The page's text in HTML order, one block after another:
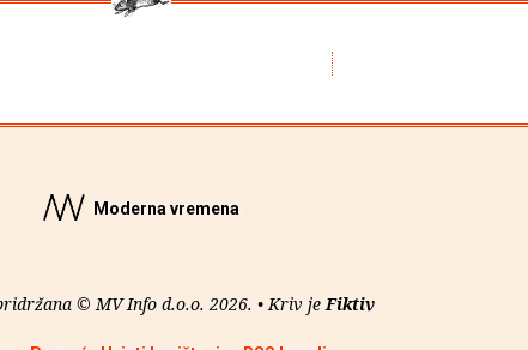
Moderna vremena
© MV Info d.o.o. 2026. • Kriv je Fiktiv